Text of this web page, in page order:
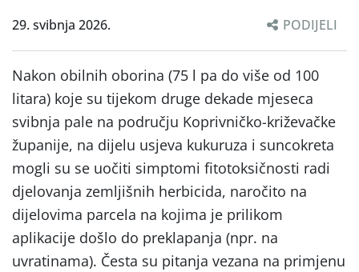
29. svibnja 2026. PODIJELI
Nakon obilnih oborina (75 l pa do više od 100
litara) koje su tijekom druge dekade mjeseca
svibnja pale na području Koprivničko-križevačke
županije, na dijelu usjeva kukuruza i suncokreta
mogli su se uočiti simptomi fitotoksičnosti radi
djelovanja zemljišnih herbicida, naročito na
dijelovima parcela na kojima je prilikom
aplikacije došlo do preklapanja (npr. na
uvratinama). Česta su pitanja vezana na primjenu